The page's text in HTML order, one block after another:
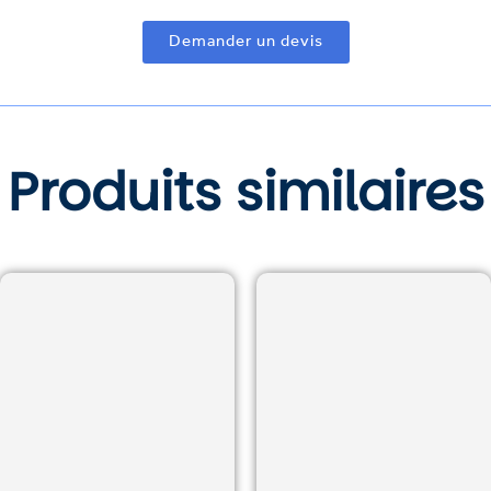
Demander un devis
Produits similaires